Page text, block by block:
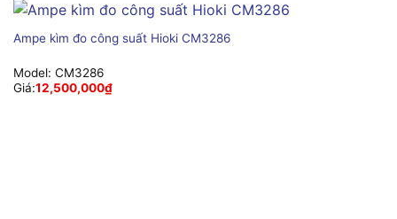
Ampe kìm đo công suất Hioki CM3286
Model: CM3286
Giá:12,500,000₫